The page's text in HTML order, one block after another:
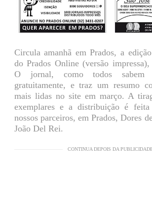
Circula amanhã em Prados, a
do Prados Online (versão
O jornal, como todos sabem
gratuitamente, e traz um resumo
mais lidas no site em março. A
exemplares e a distribuição é
nossos parceiros, em Prados, Dores
João Del Rei.
CONTINUA DEPOIS DA